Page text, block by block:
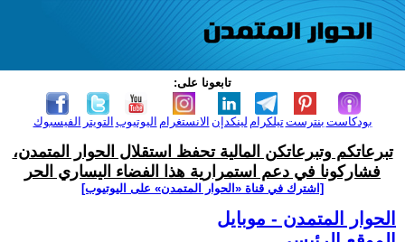
تابعونا على:
الفيسبوك التويتر اليوتيوب الانستغرام لينكدإن تيلكرامبنترست بودكاست
تبرعاتكم وتبرعاتكن المالية تحفظ استقلال الحوار المتمدن،
فشاركونا في دعم استمرارية هذا الفضاء اليساري الحر
[اشترك في قناة ‫«الحوار المتمدن» على اليوتيوب]
الحوار المتمدن - موبايل